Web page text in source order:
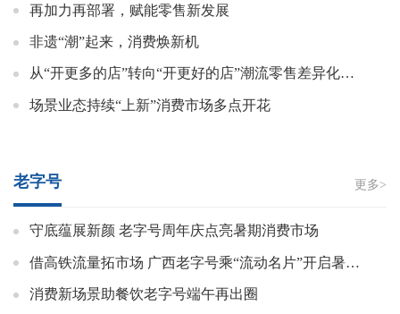
再加力再部署，赋能零售新发展
非遗“潮”起来，消费焕新机
从“开更多的店”转向“开更好的店”潮流零售差异化突围进行时
场景业态持续“上新”消费市场多点开花
老字号 更多>
守底蕴展新颜 老字号周年庆点亮暑期消费市场
借高铁流量拓市场 广西老字号乘“流动名片”开启暑期促消费之旅
消费新场景助餐饮老字号端午再出圈